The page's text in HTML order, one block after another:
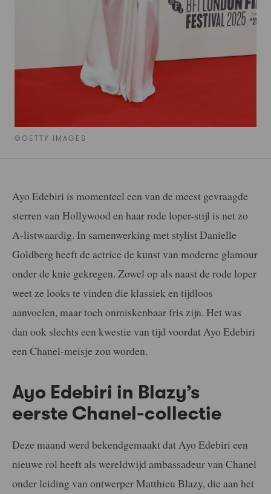
©GETTY IMAGES
Ayo Edebiri is momenteel een van de meest gevraagde
sterren van Hollywood en haar rode loper-stijl is net zo
A-listwaardig. In samenwerking met stylist Danielle
Goldberg heeft de actrice de kunst van moderne glamour
onder de knie gekregen. Zowel op als naast de rode loper
weet ze looks te vinden die klassiek en tijdloos
aanvoelen, maar toch onmiskenbaar fris zijn. Het was
dan ook slechts een kwestie van tijd voordat Ayo Edebiri
een Chanel-meisje zou worden.
Ayo Edebiri in Blazy’s
eerste Chanel-collectie
Deze maand werd bekendgemaakt dat Ayo Edebiri een
nieuwe rol heeft als wereldwijd ambassadeur van Chanel
onder leiding van ontwerper Matthieu Blazy, die aan het